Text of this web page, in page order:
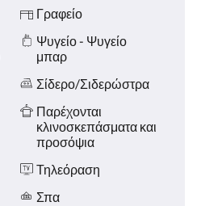
Γραφείο
Ψυγείο - Ψυγείο
μπαρ
Σίδερο/Σιδερώστρα
Παρέχονται
κλινοσκεπάσματα και
προσόψια
Τηλεόραση
Σπα